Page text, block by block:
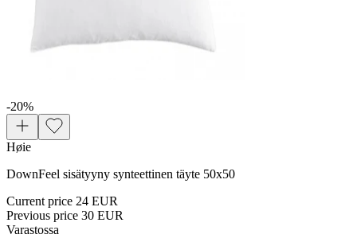
-20%
Høie
DownFeel sisätyyny synteettinen täyte 50x50 ​
Current price 24 EUR
Previous price 30 EUR
Varastossa